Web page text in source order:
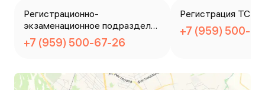
Регистрационно-
экзаменационное подразделен
ие
+7 (959) 500-67-26
Регистрация ТС
+7 (959) 500-